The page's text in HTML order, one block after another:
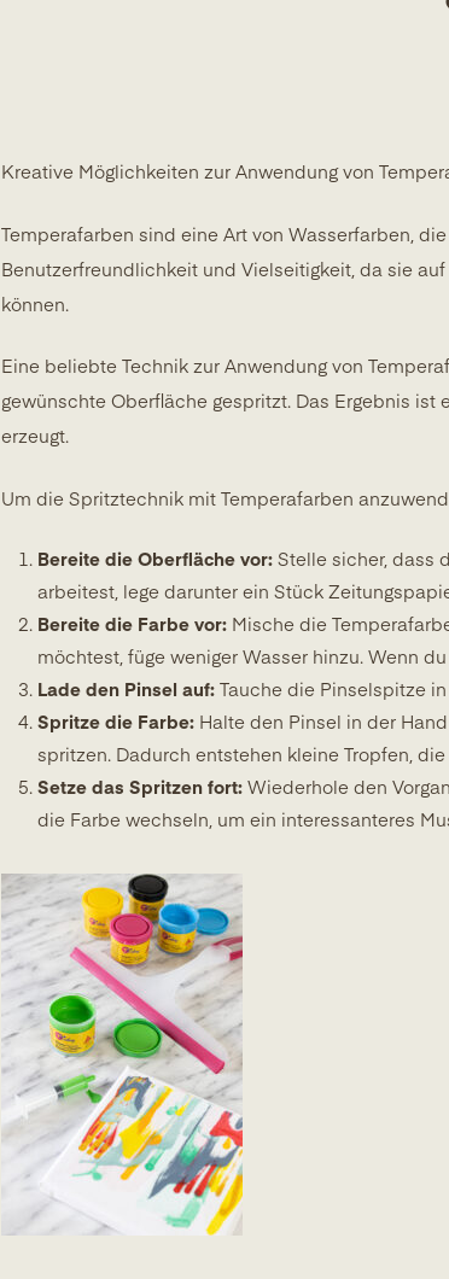
Kreative Möglichkeiten zur Anwendung von
Temperafarben sind eine Art von Wasserfarben,
Benutzerfreundlichkeit und Vielseitigkeit, da sie
können.
Eine beliebte Technik zur Anwendung von
gewünschte Oberfläche gespritzt. Das Ergebnis
erzeugt.
Um die Spritztechnik mit Temperafarben
Bereite die Oberfläche vor: Stelle sicher, dass
arbeitest, lege darunter ein Stück
Bereite die Farbe vor: Mische die
möchtest, füge weniger Wasser hinzu. Wenn
Lade den Pinsel auf: Tauche die Pinselspitze
Spritze die Farbe: Halte den Pinsel in der
spritzen. Dadurch entstehen kleine Tropfen,
Setze das Spritzen fort: Wiederhole den
die Farbe wechseln, um ein interessanteres